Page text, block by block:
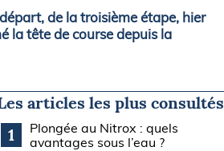
de la troisième étape, hier
la tête de course depuis la
articles les plus consultés
1
Plongée au Nitrox : quels
avantages sous l’eau ?